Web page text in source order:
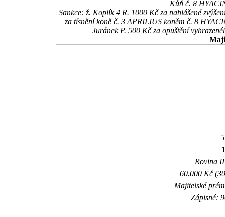
Kůň č. 8
Sankce: ž. Koplík 4 R. 1000 Kč za nahlášené
za tísnění koně č. 3 APRILIUS koněm č. 8
Juránek P. 500 Kč za opuštění
Rovina
60.000 Kč
Majitelské
Zápisné: